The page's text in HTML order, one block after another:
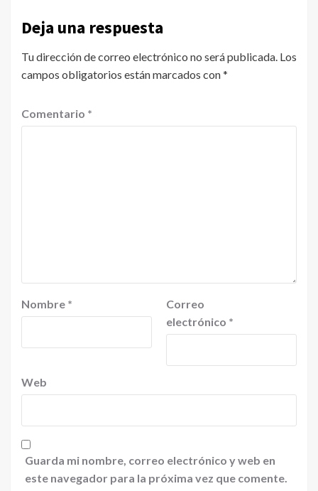
Deja una respuesta
Tu dirección de correo electrónico no será publicada. Los
campos obligatorios están marcados con*
Comentario *
Nombre *
Correo
electrónico *
Web
Guarda mi nombre, correo electrónico y web en
este navegador para la próxima vez que comente.